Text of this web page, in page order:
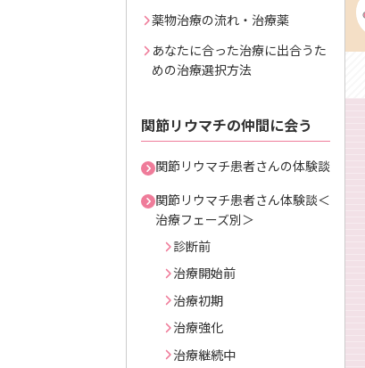
薬物治療の流れ・治療薬
あなたに合った治療に出合うた
めの治療選択方法
関節リウマチの仲間に会う
関節リウマチ患者さんの体験談
関節リウマチ患者さん体験談＜
治療フェーズ別＞
診断前
治療開始前
治療初期
治療強化
治療継続中